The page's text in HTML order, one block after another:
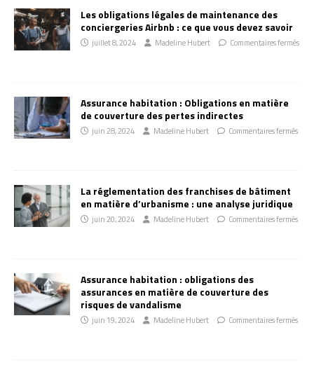
Les obligations légales de maintenance des
conciergeries Airbnb : ce que vous devez savoir
juillet 8, 2024 Madeline Hubert Commentaires fermés
Assurance habitation : Obligations en matière
de couverture des pertes indirectes
juin 28, 2024 Madeline Hubert Commentaires fermés
La réglementation des franchises de bâtiment
en matière d’urbanisme : une analyse juridique
juin 20, 2024 Madeline Hubert Commentaires fermés
Assurance habitation : obligations des
assurances en matière de couverture des
risques de vandalisme
juin 19, 2024 Madeline Hubert Commentaires fermés